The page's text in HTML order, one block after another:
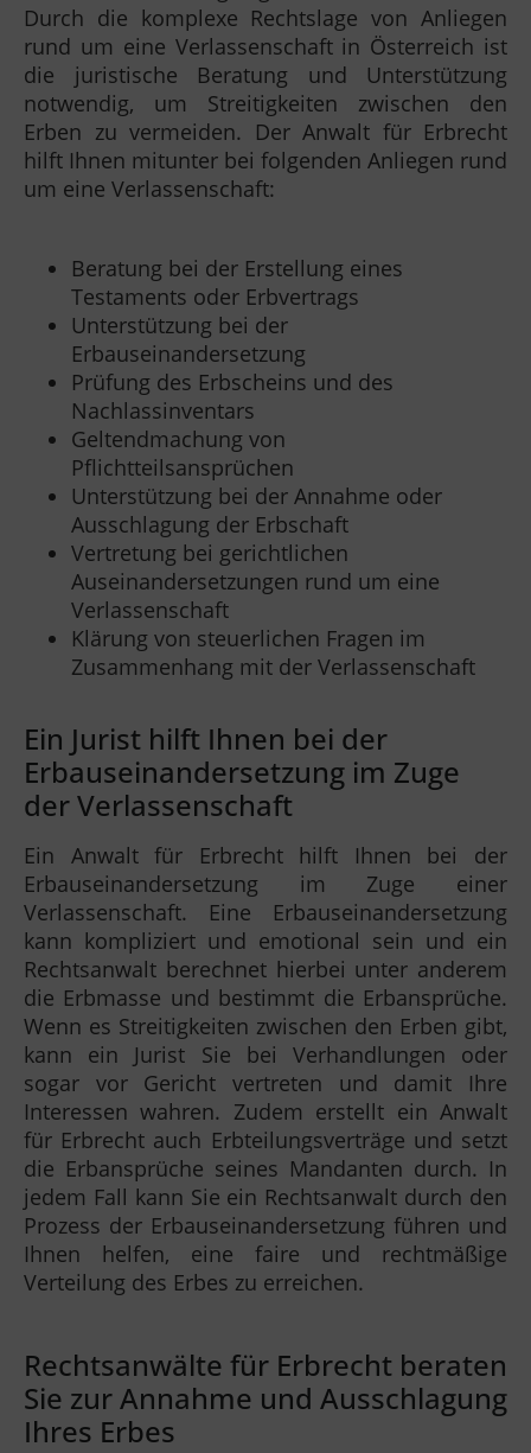
Durch die komplexe Rechtslage von Anliegen
rund um eine Verlassenschaft in Österreich ist
die juristische Beratung und Unterstützung
notwendig, um Streitigkeiten zwischen den
Erben zu vermeiden. Der Anwalt für Erbrecht
hilft Ihnen mitunter bei folgenden Anliegen rund
um eine Verlassenschaft:
Beratung bei der Erstellung eines
Testaments oder Erbvertrags
Unterstützung bei der
Erbauseinandersetzung
Prüfung des Erbscheins und des
Nachlassinventars
Geltendmachung von
Pflichtteilsansprüchen
Unterstützung bei der Annahme oder
Ausschlagung der Erbschaft
Vertretung bei gerichtlichen
Auseinandersetzungen rund um eine
Verlassenschaft
Klärung von steuerlichen Fragen im
Zusammenhang mit der Verlassenschaft
Ein Jurist hilft Ihnen bei der
Erbauseinandersetzung im Zuge
der Verlassenschaft
Ein Anwalt für Erbrecht hilft Ihnen bei der
Erbauseinandersetzung im Zuge einer
Verlassenschaft. Eine Erbauseinandersetzung
kann kompliziert und emotional sein und ein
Rechtsanwalt berechnet hierbei unter anderem
die Erbmasse und bestimmt die Erbansprüche.
Wenn es Streitigkeiten zwischen den Erben gibt,
kann ein Jurist Sie bei Verhandlungen oder
sogar vor Gericht vertreten und damit Ihre
Interessen wahren. Zudem erstellt ein Anwalt
für Erbrecht auch Erbteilungsverträge und setzt
die Erbansprüche seines Mandanten durch. In
jedem Fall kann Sie ein Rechtsanwalt durch den
Prozess der Erbauseinandersetzung führen und
Ihnen helfen, eine faire und rechtmäßige
Verteilung des Erbes zu erreichen.
Rechtsanwälte für Erbrecht beraten
Sie zur Annahme und Ausschlagung
Ihres Erbes